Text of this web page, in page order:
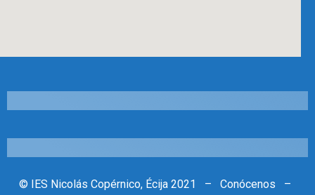
© IES Nicolás Copérnico, Écija 2021 – Conócenos –